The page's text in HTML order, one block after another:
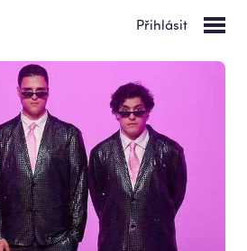
Přihlásit